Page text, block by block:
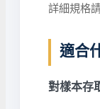
詳細規格
適合
對樣本存